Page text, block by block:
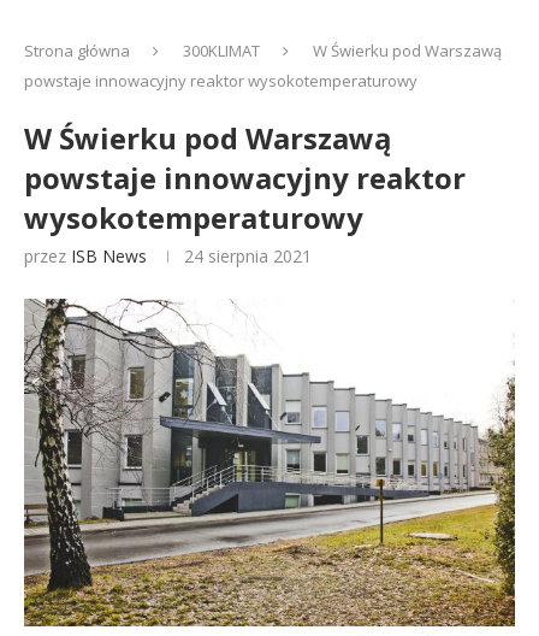
Strona główna 300KLIMAT
W Świerku pod Warszawą
powstaje innowacyjny reaktor wysokotemperaturowy
W Świerku pod Warszawą
powstaje innowacyjny reaktor
wysokotemperaturowy
przez ISB News 24 sierpnia 2021